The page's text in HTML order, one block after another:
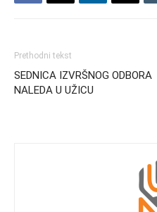
Prethodni tekst
SEDNICA IZVRŠNOG ODBORA
NALEDA U UŽICU